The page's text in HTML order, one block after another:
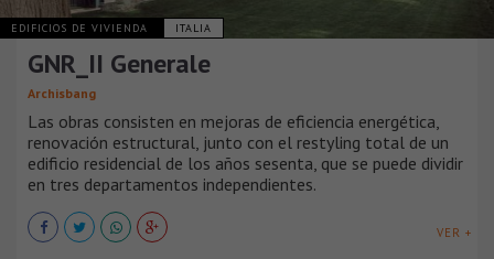
EDIFICIOS DE VIVIENDA ITALIA
GNR_II Generale
Archisbang
Las obras consisten en mejoras de eficiencia energética,
renovación estructural, junto con el restyling total de un
edificio residencial de los años sesenta, que se puede dividir
en tres departamentos independientes.
VER +